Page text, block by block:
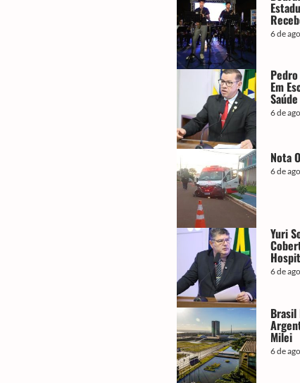
6 de
Em
Saúde
6 de
Nota
6 de
Yuri
6 de
Brasil
Milei
6 de